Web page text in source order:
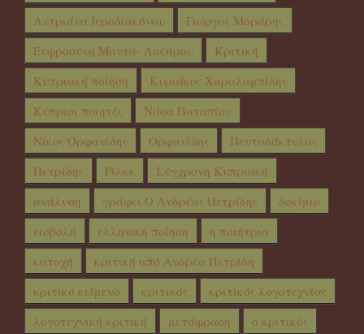
Αντριάνα Ιεροδιακόνου
Γιώργος Μοράρης
Ευφροσύνη Μαντά- Λαζάρου
Κριτική
Κυπριακή ποίηση
Κυριάκος Χαραλαμπίδης
Κύπριοι ποιητές
Νάσα Παταπίου
Νίκος Ορφανίδης
Ορφανίδης
Πενταδάκτυλος
Πετρίδης
Ρίλκε
Σύγχρονη Κυπριακή
ανάλυση
γράφει Ο Ανδρέας Πετρίδης
δοκίμιο
εισβολή
ελληνική ποίηση
η ποιήτρια
κατοχή
κριτική από Ανδρέα Πετρίδη
κριτικό κείμενο
κριτικός
κριτικός λογοτεχνίας
λογοτεχνική κριτική
μετάφραση
ο κριτικός